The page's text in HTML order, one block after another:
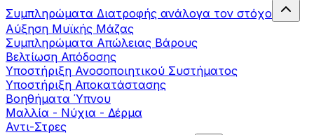
Συμπληρώματα Διατροφής ανάλογα τον στόχο
Αύξηση Μυϊκής Μάζας
Συμπληρώματα Aπώλειας Βάρους
Βελτίωση Απόδοσης
Υποστήριξη Ανοσοποιητικού Συστήματος
Yποστήριξη Αποκατάστασης
Βοηθήματα Ύπνου
Μαλλία - Νύχια - Δέρμα
Αντι-Στρες